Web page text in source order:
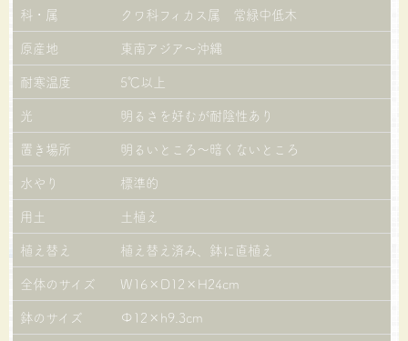
科・属
クワ科フィカス属 常緑中低木
原産地
東南アジア～沖縄
耐寒温度
5℃以上
光
明るさを好むが耐陰性あり
置き場所
明るいところ～暗くないところ
水やり
標準的
用土
土植え
植え替え
植え替え済み、鉢に直植え
全体のサイズ
W16×D12×H24cm
鉢のサイズ
Φ12×h9.3cm